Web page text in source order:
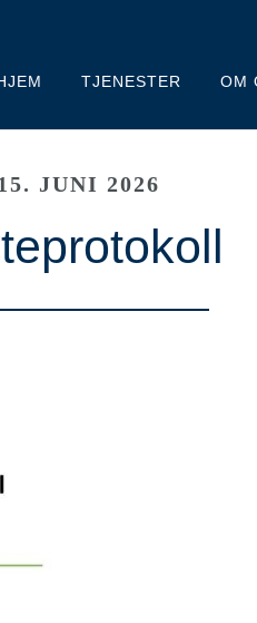
TJENESTER OM
JUNI 2026